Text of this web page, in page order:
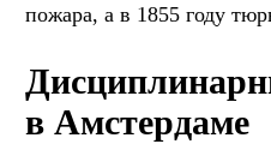
пожара, а в 1855 году
в Амстердаме